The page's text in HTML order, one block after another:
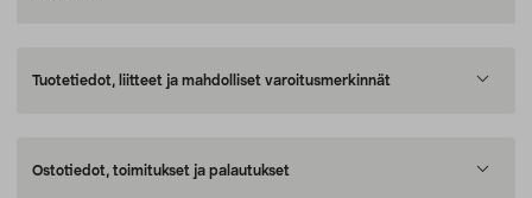
Tuotetiedot, liitteet ja mahdolliset varoitusmerkinnät
Ostotiedot, toimitukset ja palautukset